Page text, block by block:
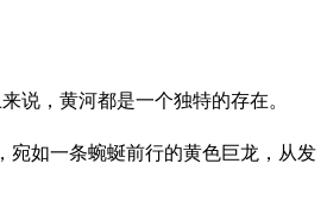
说，黄河都是一个独特的存在。
宛如一条蜿蜒前行的黄色巨龙，从发